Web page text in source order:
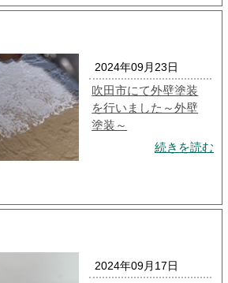
2024年09月23日
吹田市にて外壁塗装
を行いました～外壁
塗装～
続きを読む
2024年09月17日